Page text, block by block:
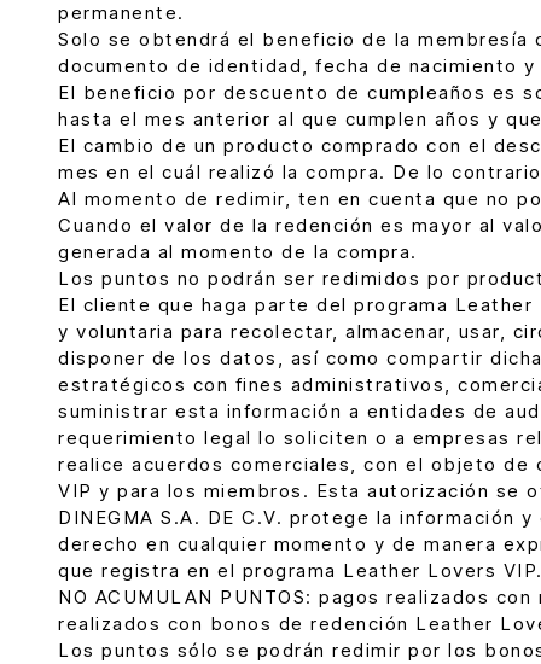
permanente.
Solo se obtendrá el beneficio de la
documento de identidad, fecha de nacimiento
El beneficio por descuento de cumpleaños es
hasta el mes anterior al que cumplen años y
El cambio de un producto comprado con el
mes en el cuál realizó la compra. De lo
Al momento de redimir, ten en cuenta que no
Cuando el valor de la redención es mayor al
generada al momento de la compra.
Los puntos no podrán ser redimidos por
El cliente que haga parte del programa Leather
y voluntaria para recolectar, almacenar, usar,
disponer de los datos, así como compartir
estratégicos con fines administrativos,
suministrar esta información a entidades de
requerimiento legal lo soliciten o a empresas
realice acuerdos comerciales, con el objeto
VIP y para los miembros. Esta autorización se
DINEGMA S.A. DE C.V. protege la
derecho en cualquier momento y de manera
que registra en el programa Leather Lovers
NO ACUMULAN PUNTOS: pagos realizados
realizados con bonos de redención Leather
Los puntos sólo se podrán redimir por los